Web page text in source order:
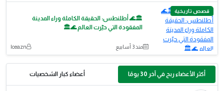
قصص تاريخية
🏛️🌊 أطلنطس: الحقيقة الكاملة وراء المدينة
المفقودة التي حيّرت العالم 🌊🏛️
منذ 3 أسابيع Iceazn
أكثر الأعضاء ربح في آخر 30 يومًا أعضاء كبار الشخصيات